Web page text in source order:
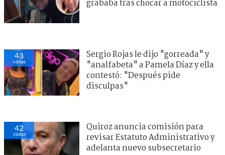
grababa tras chocar a motociclista
43
visitas
Sergio Rojas le dijo "gorreada" y
"analfabeta" a Pamela Díaz y ella
contestó: "Después pide
disculpas"
42
visitas
Quiroz anuncia comisión para
revisar Estatuto Administrativo y
adelanta nuevo subsecretario